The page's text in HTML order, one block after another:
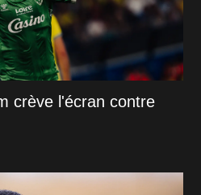
crève l'écran contre